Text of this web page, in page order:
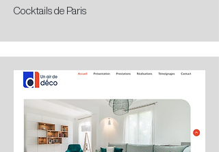
Cocktails de Paris